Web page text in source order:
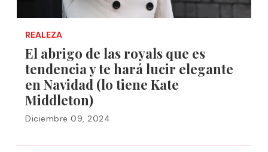
REALEZA
El abrigo de las royals que es
tendencia y te hará lucir elegante
en Navidad (lo tiene Kate
Middleton)
Diciembre 09, 2024